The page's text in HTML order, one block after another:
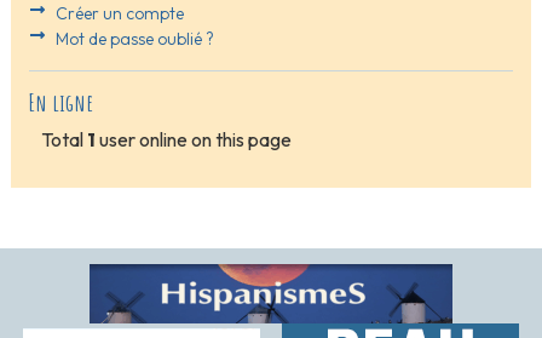
Créer un compte
Mot de passe oublié ?
En ligne
Total 1 user online on this page